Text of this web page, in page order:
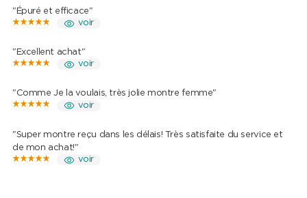
"Épuré et efficace"
voir
"Excellent achat"
voir
"Comme Je la voulais, très jolie montre femme"
voir
"Super montre reçu dans les délais! Très satisfaite du service et
de mon achat!"
voir